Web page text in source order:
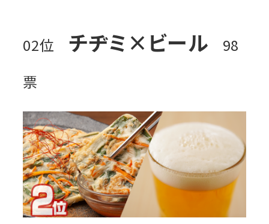
02位 チヂミ×ビール
98
票